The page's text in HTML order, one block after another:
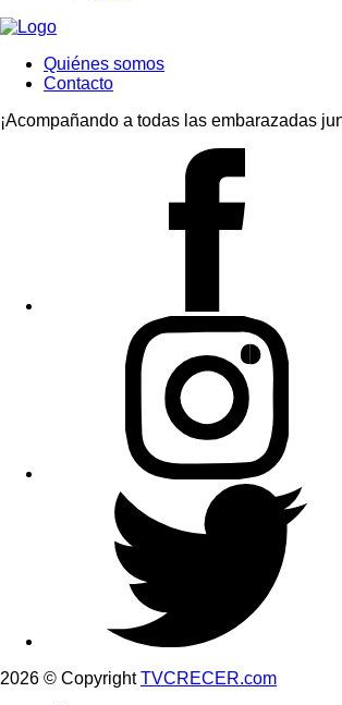
Quiénes somos
Contacto
¡Acompañando a todas las embarazadas
2026 © CopyrightTVCRECER.com